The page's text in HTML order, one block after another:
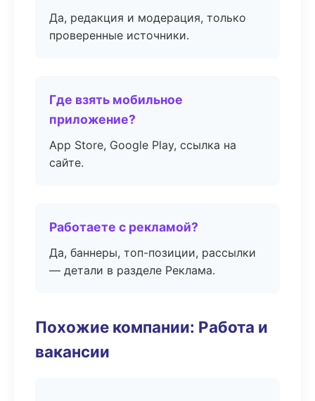
Да, редакция и модерация, только
проверенные источники.
Где взять мобильное
приложение?
App Store, Google Play, ссылка на
сайте.
Работаете с рекламой?
Да, баннеры, топ-позиции, рассылки
— детали в разделе Реклама.
Похожие компании: Работа и
вакансии